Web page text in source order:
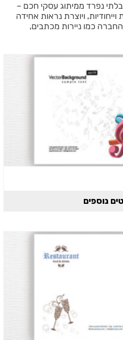
נפרד ממיתוג עסקי חכם –
ויוצרת נראות אחידה
כמו ניירות מכתבים,
נוספים